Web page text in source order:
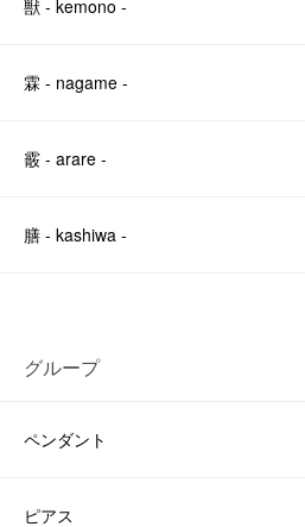
獣 - kemono -
霖 - nagame -
霰 - arare -
膳 - kashiwa -
グループ
ペンダント
ピアス